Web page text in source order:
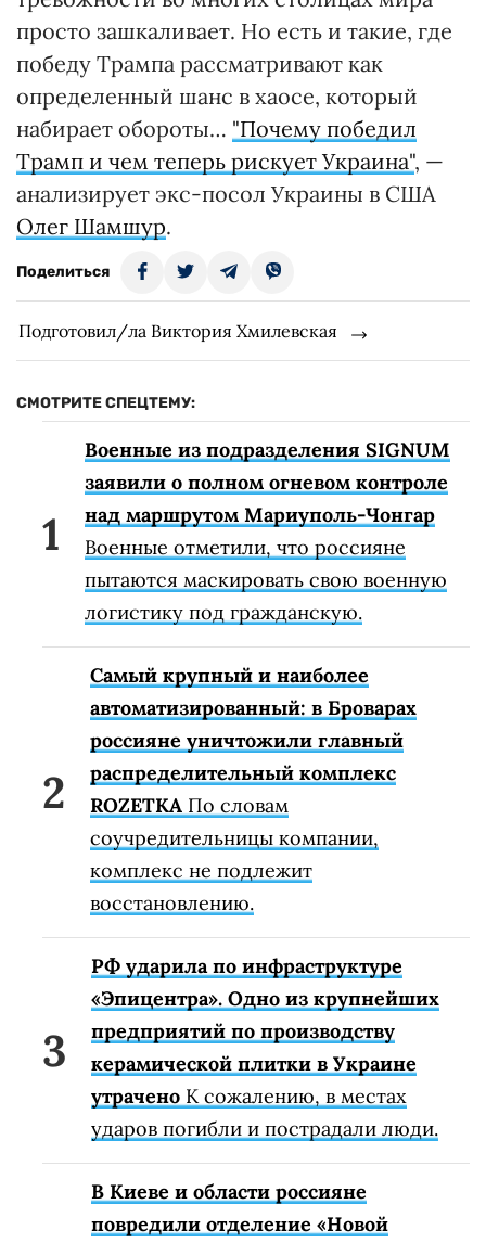
просто зашкаливает. Но есть и такие, где
победу Трампа рассматривают как
определенный шанс в хаосе, который
набирает обороты… "Почему победил
Трамп и чем теперь рискует Украина", —
анализирует экс-посол Украины в США
Олег Шамшур.
Поделиться
Подготовил/ла Виктория Хмилевская
СМОТРИТЕ СПЕЦТЕМУ:
Военные из подразделения SIGNUM
заявили о полном огневом контроле
над маршрутом Мариуполь-Чонгар
Военные отметили, что россияне
пытаются маскировать свою военную
логистику под гражданскую.
Самый крупный и наиболее
автоматизированный: в Броварах
россияне уничтожили главный
распределительный комплекс
ROZETKA По словам
соучредительницы компании,
комплекс не подлежит
восстановлению.
РФ ударила по инфраструктуре
«Эпицентра». Одно из крупнейших
предприятий по производству
керамической плитки в Украине
утрачено К сожалению, в местах
ударов погибли и пострадали люди.
В Киеве и области россияне
повредили отделение «Новой